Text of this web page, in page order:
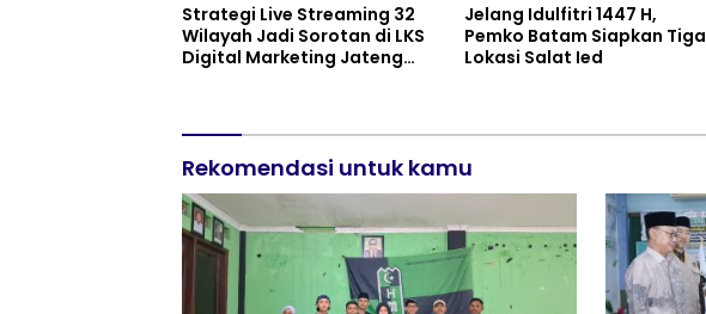
Strategi Live Streaming 32
Wilayah Jadi Sorotan di LKS
Digital Marketing Jateng
Jelang Idulfitri 1447 H,
Pemko Batam Siapkan Tiga
Lokasi Salat Ied
Rekomendasi untuk kamu